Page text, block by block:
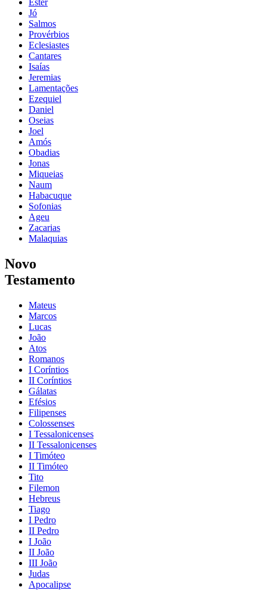
Jó
Salmos
Provérbios
Eclesiastes
Cantares
Isaías
Jeremias
Lamentações
Ezequiel
Daniel
Oseias
Joel
Amós
Obadias
Jonas
Miqueias
Naum
Habacuque
Sofonias
Ageu
Zacarias
Malaquias
Novo
Testamento
Mateus
Marcos
Lucas
João
Atos
Romanos
I Coríntios
II Coríntios
Gálatas
Efésios
Filipenses
Colossenses
I Tessalonicenses
II Tessalonicenses
I Timóteo
II Timóteo
Tito
Filemon
Hebreus
Tiago
I Pedro
II Pedro
I João
II João
III João
Judas
Apocalipse